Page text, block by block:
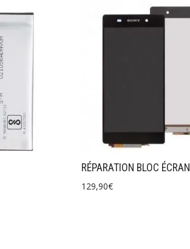
RÉPARATION BLOC ÉCRAN
129,90€